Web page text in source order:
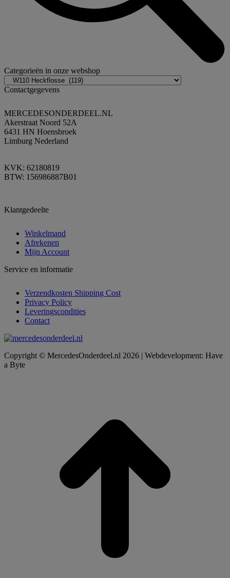
Categorieën in onze webshop
Contactgegevens
MERCEDESONDERDEEL.NL
Akerstraat Noord 52A
6431 HN Hoensbroek
Limburg Nederland
KVK: 62180819
BTW: 156986887B01
Klantgedeelte
Winkelmand
Afrekenen
Mijn Account
Service en informatie
Verzendkosten Shipping Cost
Privacy Policy
Leveringscondities
Contact
Copyright © MercedesOnderdeel.nl 2026 | Webdevelopment: Have
a Byte